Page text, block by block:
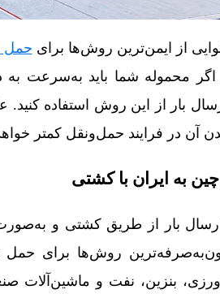
از ایمن‌ترین روش‌ها برای حمل
محموله شما باید به‌سرعت
بار از این روش استفاده کنید.
آن در فرایند حمل‌ونقل کمتر
چین به ایران با کشتی
بار از طریق کشتی و
روش‌ها برای حمل
بنزین، نفت و ماشین‌آلات